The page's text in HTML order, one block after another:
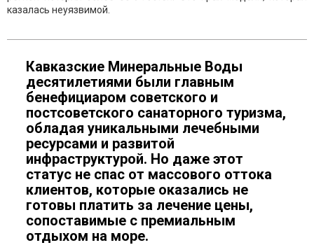
казалась неуязвимой.
Кавказские Минеральные Воды
десятилетиями были главным
бенефициаром советского и
постсоветского санаторного туризма,
обладая уникальными лечебными
ресурсами и развитой
инфраструктурой. Но даже этот
статус не спас от массового оттока
клиентов, которые оказались не
готовы платить за лечение цены,
сопоставимые с премиальным
отдыхом на море.